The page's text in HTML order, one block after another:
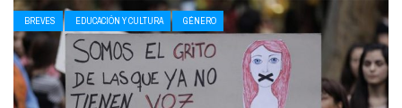
BREVES EDUCACIÓN Y CULTURA GÉNERO